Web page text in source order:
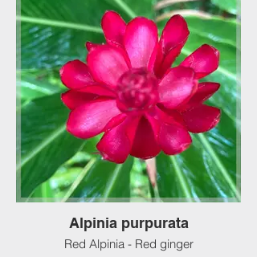
Alpinia purpurata
Red Alpinia - Red ginger